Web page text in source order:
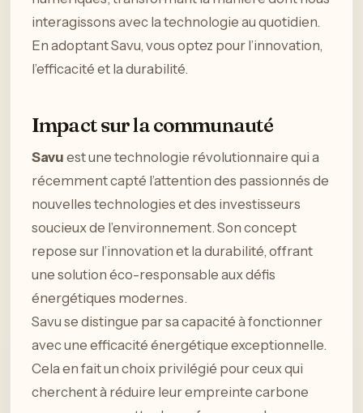
interagissons avec la technologie au quotidien.
En adoptant Savu, vous optez pour l’innovation,
l’efficacité et la durabilité.
Impact sur la communauté
Savu est une technologie révolutionnaire qui a
récemment capté l’attention des passionnés de
nouvelles technologies et des investisseurs
soucieux de l’environnement. Son concept
repose sur l’innovation et la durabilité, offrant
une solution éco-responsable aux défis
énergétiques modernes.
Savu se distingue par sa capacité à fonctionner
avec une efficacité énergétique exceptionnelle.
Cela en fait un choix privilégié pour ceux qui
cherchent à réduire leur empreinte carbone